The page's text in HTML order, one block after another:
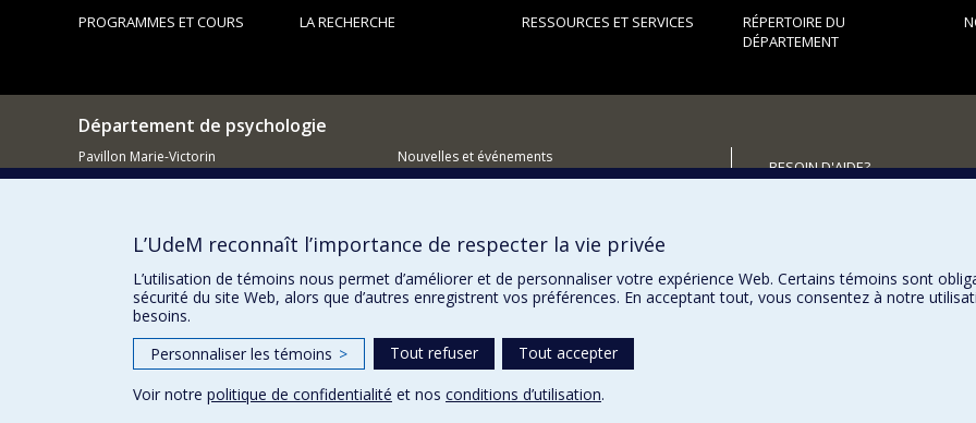
PROGRAMMES ET COURS LA RECHERCHE RESSOURCES ET SERVICES
RÉPERTOIRE DU
DÉPARTEMENT
Département de psychologie
Pavillon Marie-Victorin
90, avenue Vincent d'Indy
514 343-6972
Nouvelles et événements
BESOIN D'AIDE?
Confidentialité Conditions d’utilisation Paramètres des témoins
L’UdeM reconnaît l’importance de respecter la vie privée
L’utilisation de témoins nous permet d’améliorer et de personnaliser votre expérience Web. Certains témoins sont
sécurité du site Web, alors que d’autres enregistrent vos préférences. En acceptant tout, vous consentez à notre
besoins.
Personnaliser les témoins > Tout refuser
Tout accepter
Voir notre politique de confidentialité et nos conditions d’utilisation.